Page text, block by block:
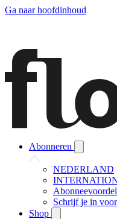
Ga naar hoofdinhoud
Abonneren
NEDERLAND
Schrijf je in
Shop